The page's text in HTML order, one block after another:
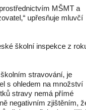
MŠMT a
upřesňuje mluvčí
školní inspekce z
stravování, je
s ohledem na množství
stravy nemá přímé
negativním zjištěním,